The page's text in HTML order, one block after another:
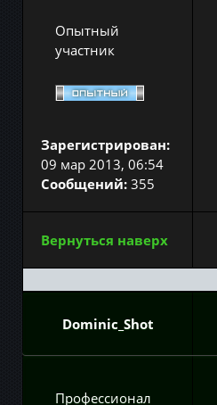
Опытный
участник
Зарегистрирован:
09 мар 2013, 06:54
Сообщений: 355
Вернуться наверх
Dominic_Shot
Профессионал